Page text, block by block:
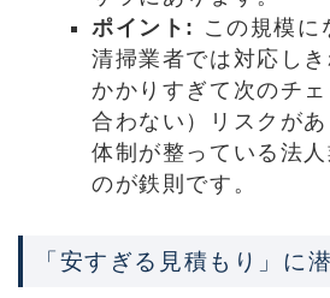
ポイント: この規模に
清掃業者では対応し
かかりすぎて次のチ
合わない）リスクが
体制が整っている法
のが鉄則です。
「安すぎる見積もり」に